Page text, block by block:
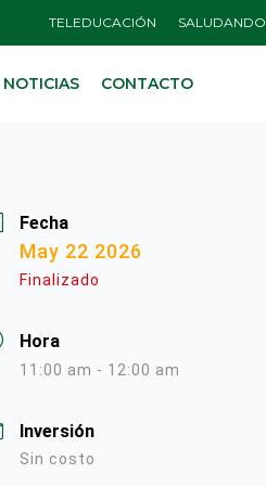
TELEDUCACIÓN SALUDANDO
NOTICIAS CONTACTO
Fecha
May 22 2026
Finalizado
Hora
11:00 am - 12:00 am
Inversión
Sin costo